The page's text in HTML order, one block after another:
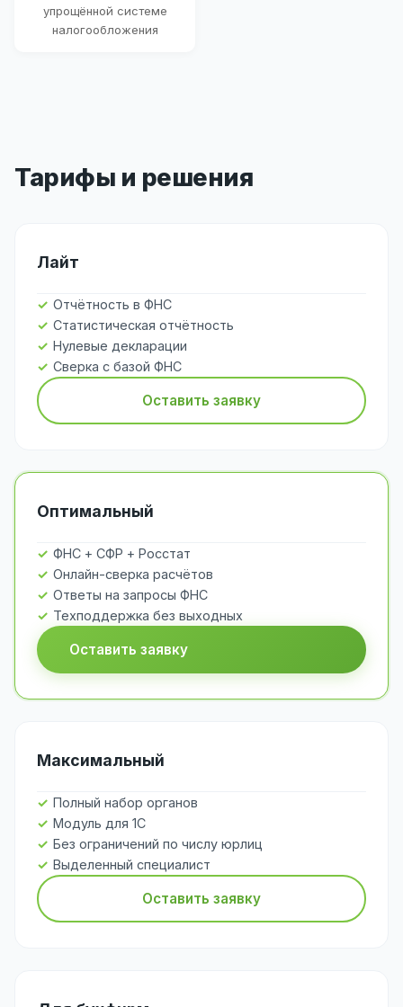
упрощённой системе
налогообложения
Тарифы и решения
Лайт
Отчётность в ФНС
Статистическая отчётность
Нулевые декларации
Сверка с базой ФНС
Оставить заявку
Оптимальный
ФНС + СФР + Росстат
Онлайн-сверка расчётов
Ответы на запросы ФНС
Техподдержка без выходных
Оставить заявку
Максимальный
Полный набор органов
Модуль для 1С
Без ограничений по числу юрлиц
Выделенный специалист
Оставить заявку